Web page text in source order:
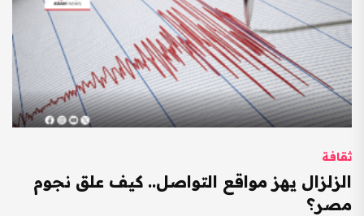
ثقافة
الزلزال يهز مواقع التواصل.. كيف علق نجوم
مصر؟